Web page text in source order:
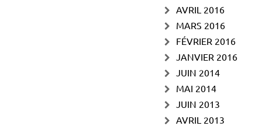
AVRIL 2016
MARS 2016
FÉVRIER 2016
JANVIER 2016
JUIN 2014
MAI 2014
JUIN 2013
AVRIL 2013